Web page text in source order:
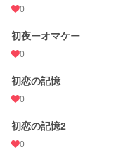
0
初夜ーオマケー
0
初恋の記憶
0
初恋の記憶2
0